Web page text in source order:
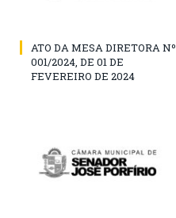
ATO DA MESA DIRETORA Nº
001/2024, DE 01 DE
FEVEREIRO DE 2024